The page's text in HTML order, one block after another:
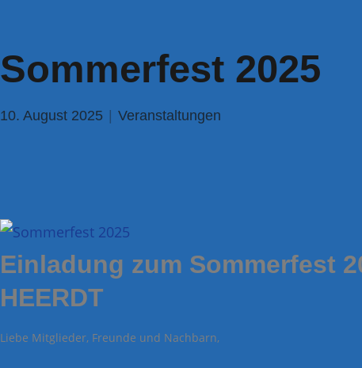
Sommerfest 2025
10. August 2025 Veranstaltungen
Einladung zum Sommerfest
HEERDT
Liebe Mitglieder, Freunde und Nachbarn,